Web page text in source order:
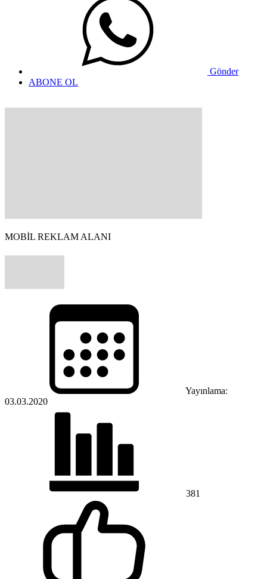
Gönder
ABONE OL
MOBİL REKLAM ALANI
Yayınlama:
03.03.2020
381